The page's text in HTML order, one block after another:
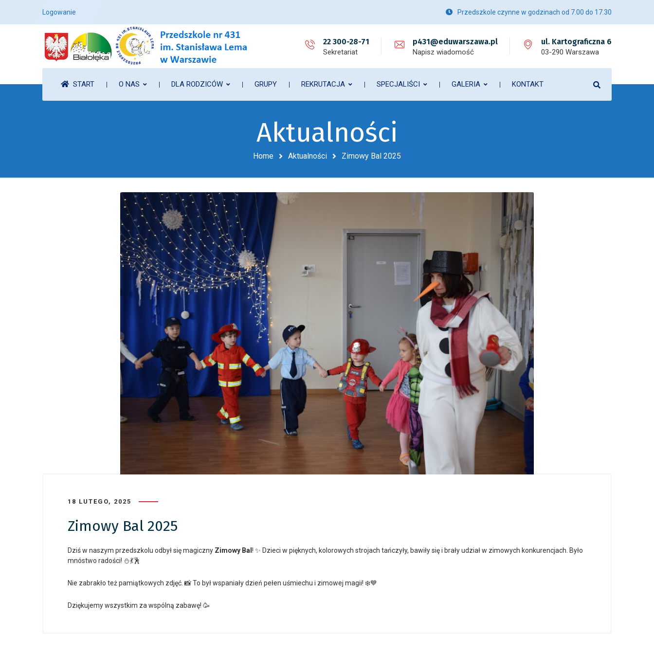
Logowanie Przedszkole czynne w godzinach od 7.00 do 17.30
22 300-28-71
Sekretariat
p431@eduwarszawa.pl
Napisz wiadomość
ul. Kartograficzna 6
03-290 Warszawa
START O NAS DLA RODZICÓW GRUPY REKRUTACJA SPECJALIŚCI GALERIA KONTAKT
Aktualności
Home Aktualności Zimowy Bal 2025
18 LUTEGO, 2025
Zimowy Bal 2025
Dziś w naszym przedszkolu odbył się magiczny Zimowy Bal ! ✨ Dzieci w pięknych, kolorowych strojach tańczyły, bawiły się i brały udział w zimowych konkurencjach. Było
mnóstwo radości! ⛄💃🕺
Nie zabrakło też pamiątkowych zdjęć. 📸 To był wspaniały dzień pełen uśmiechu i zimowej magii! ❄️💙
Dziękujemy wszystkim za wspólną zabawę! 🥳